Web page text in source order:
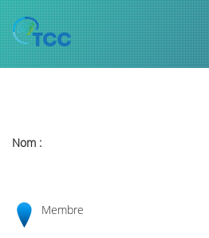
Nom :
Membre